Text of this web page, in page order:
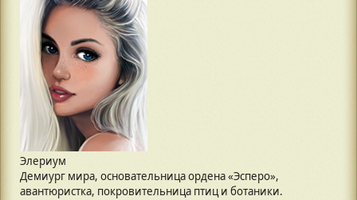
Элериум
Демиург мира, основательница ордена «Эсперо»,
авантюристка, покровительница птиц и ботаники.